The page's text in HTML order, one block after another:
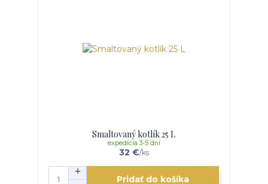
Smaltovaný kotlík 25 L
32 €/ks
expedícia 3-5 dní
Pridať do košíka